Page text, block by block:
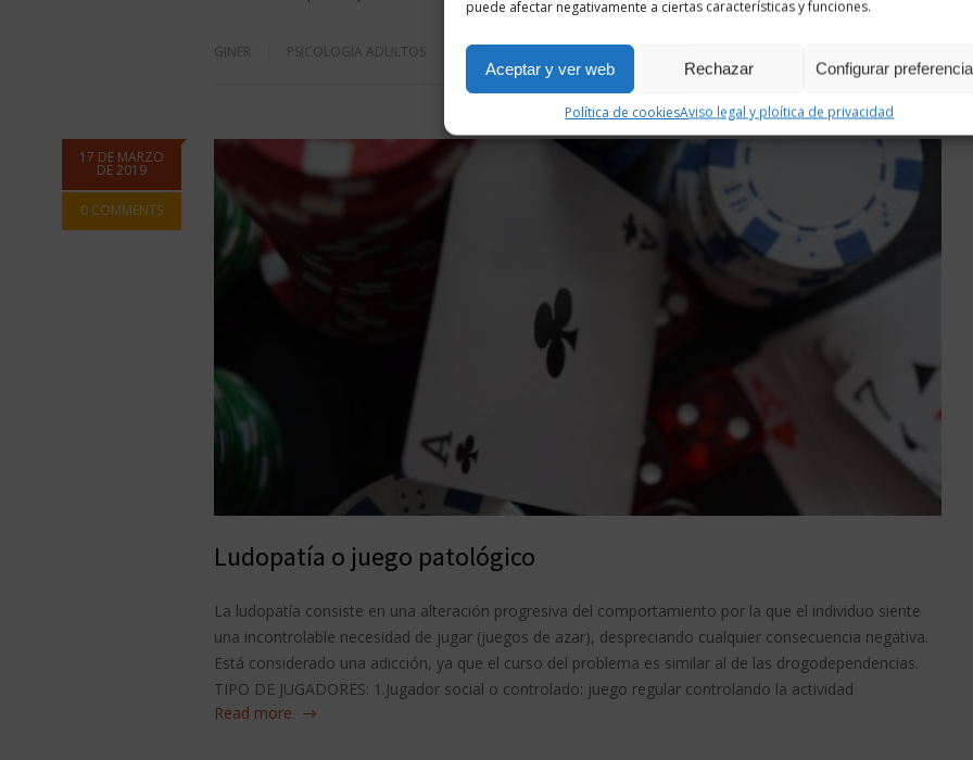
puede afectar negativamente a ciertas características y funciones.
Aceptar y ver web Rechazar Configurar
Política de cookiesAviso legal y ploítica de privacidad
GINER PSICOLOGIA ADULTOS
17 DE MARZO
DE 2019
0 COMMENTS
Ludopatía o juego patológico
La ludopatía consiste en una alteración progresiva del comportamiento por la que el individuo siente
una incontrolable necesidad de jugar (juegos de azar), despreciando cualquier consecuencia negativa.
Está considerado una adicción, ya que el curso del problema es similar al de las drogodependencias.
TIPO DE JUGADORES: 1.Jugador social o controlado: juego regular controlando la actividad
Read more